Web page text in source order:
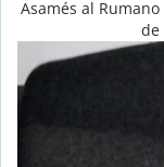
Asamés al
de